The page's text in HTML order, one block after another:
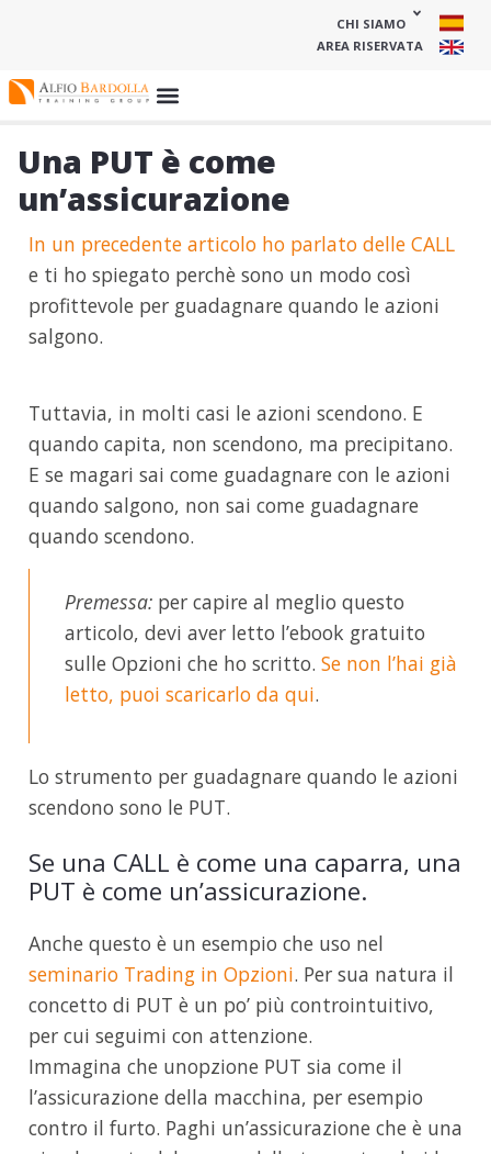
CHI SIAMO
AREA RISERVATA
Una PUT è come
un’assicurazione
In un precedente articolo ho parlato delle CALL
e ti ho spiegato perchè sono un modo così
profittevole per guadagnare quando le azioni
salgono.
Tuttavia, in molti casi le azioni scendono. E
quando capita, non scendono, ma precipitano.
E se magari sai come guadagnare con le azioni
quando salgono, non sai come guadagnare
quando scendono.
Premessa: per capire al meglio questo
articolo, devi aver letto l’ebook gratuito
sulle Opzioni che ho scritto. Se non l’hai già
letto, puoi scaricarlo da qui.
Lo strumento per guadagnare quando le azioni
scendono sono le PUT.
Se una CALL è come una caparra, una
PUT è come un’assicurazione.
Anche questo è un esempio che uso nel
seminario Trading in Opzioni. Per sua natura il
concetto di PUT è un po’ più controintuitivo,
per cui seguimi con attenzione.
Immagina che unopzione PUT sia come il
l’assicurazione della macchina, per esempio
contro il furto. Paghi un’assicurazione che è una